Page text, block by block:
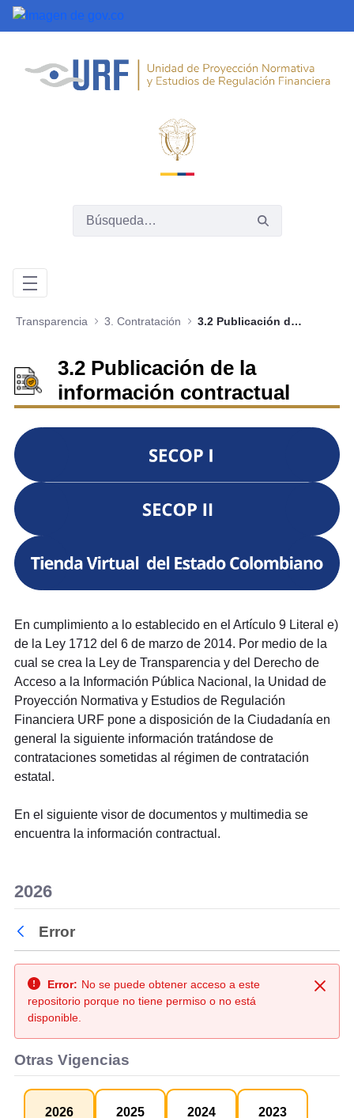
Saltar al contenido principal
Transparencia 3. Contratación 3.2 Publicación de la información contractual
3.2 Publicación de la
información contractual
En cumplimiento a lo establecido en el Artículo 9 Literal e)
de la Ley 1712 del 6 de marzo de 2014. Por medio de la
cual se crea la Ley de Transparencia y del Derecho de
Acceso a la Información Pública Nacional, la Unidad de
Proyección Normativa y Estudios de Regulación
Financiera URF pone a disposición de la Ciudadanía en
general la siguiente información tratándose de
contrataciones sometidas al régimen de contratación
estatal.
En el siguiente visor de documentos y multimedia se
encuentra la información contractual.
2026
Atrás
Error
Error: No se puede obtener acceso a este
repositorio porque no tiene permiso o no está
disponible.
Otras Vigencias
2026 2025 2024 2023